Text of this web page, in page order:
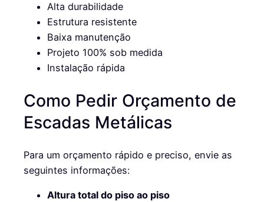
Alta durabilidade
Estrutura resistente
Baixa manutenção
Projeto 100% sob medida
Instalação rápida
Como Pedir Orçamento de
Escadas Metálicas
Para um orçamento rápido e preciso, envie as
seguintes informações:
Altura total do piso ao piso